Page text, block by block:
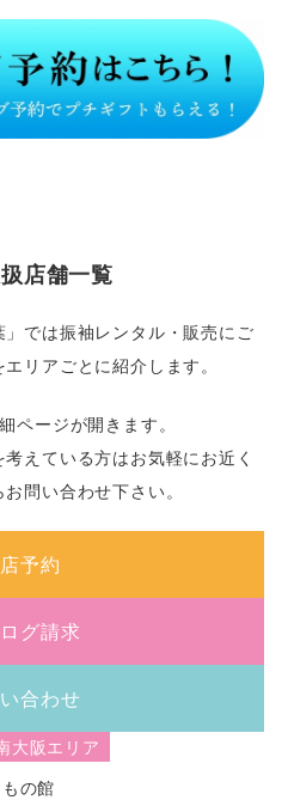
店舗一覧
では振袖レンタル・販売にご
リアごとに紹介します。
ページが開きます。
えている方はお気軽にお近く
問い合わせ下さい。
予約
グ請求
合わせ
大阪エリア
の館